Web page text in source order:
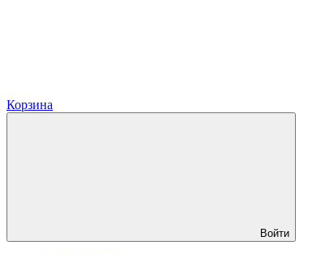
Корзина
Войти